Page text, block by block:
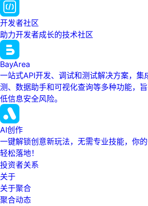
开发者社区
助力开发者成长的技术社区
BayArea
一站式API开发、调试和测试解决方案，集
测、数据助手和可视化查询等多种功能，
低信息安全风险。
AI创作
一键解锁创意新玩法，无需专业技能，你
轻松落地！
投资者关系
关于
关于聚合
聚合动态